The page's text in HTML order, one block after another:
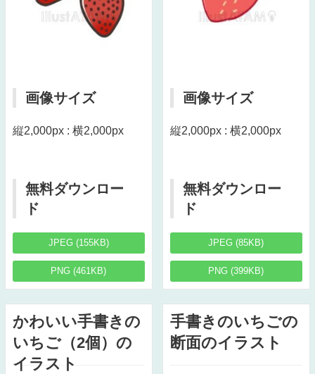
画像サイズ
縦2,000px : 横2,000px
無料ダウンロー
ド
JPEG (155KB)
PNG (461KB)
画像サイズ
縦2,000px : 横2,000px
無料ダウンロー
ド
JPEG (85KB)
PNG (399KB)
かわいい手書きの
いちご（2個）の
イラスト
手書きのいちごの
断面のイラスト